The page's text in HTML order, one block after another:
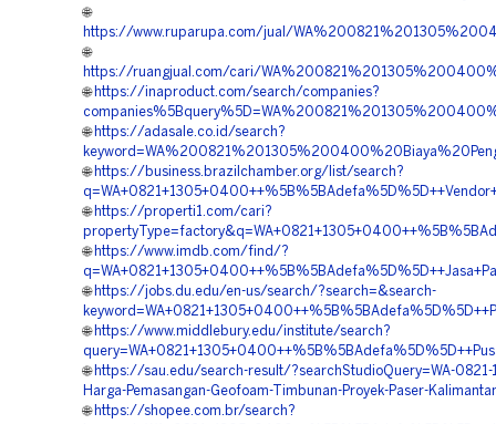
🌐
https://www.ruparupa.com/jual/
🌐
https://ruangjual.com/cari/
🌐 https://inaproduct.com/search/companies?
🌐 https://adasale.co.id/search?
🌐 https://business.brazilchamber.org/list/search?
🌐 https://properti1.com/cari?
🌐 https://www.imdb.com/find/?
🌐 https://jobs.du.edu/en-us/search/?search=&search-
🌐 https://www.middlebury.edu/institute/search?
🌐 https://sau.edu/search-result/?searchStudioQuery=WA-
Harga-Pemasangan-Geofoam-Timbunan-Proyek-Paser-
🌐 https://shopee.com.br/search?